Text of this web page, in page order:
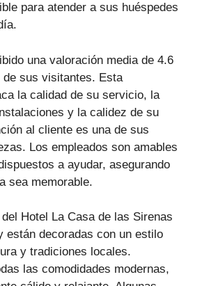
para atender a sus huéspedes
una valoración media de 4.6
de sus visitantes. Esta
la calidad de su servicio, la
y la calidez de su
al cliente es una de sus
Los empleados son amables
a ayudar, asegurando
sea memorable.
Hotel La Casa de las Sirenas
están decoradas con un estilo
y tradiciones locales.
las comodidades modernas,